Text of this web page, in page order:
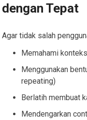
dengan Tepat
Agar tidak salah
Memahami
Menggunakan
repeating)
Berlatih membuat
Mendengarkan